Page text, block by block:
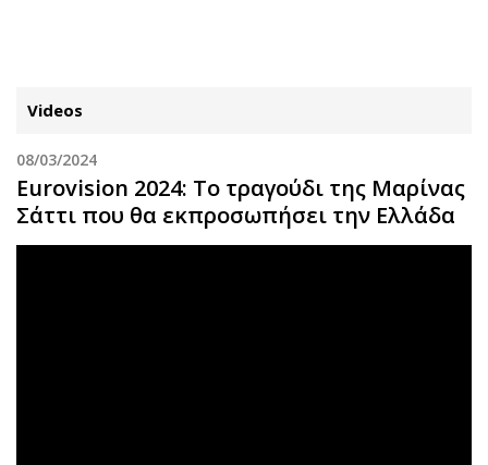
ΚΑΤΗΓΟΡΙΕΣ ΣΥΝΔΕΣΗ
Κύπρος
Απόψεις
Videos
08/03/2024
Eurovision 2024: Το τραγούδι της Μαρίνας
Σάττι που θα εκπροσωπήσει την Ελλάδα